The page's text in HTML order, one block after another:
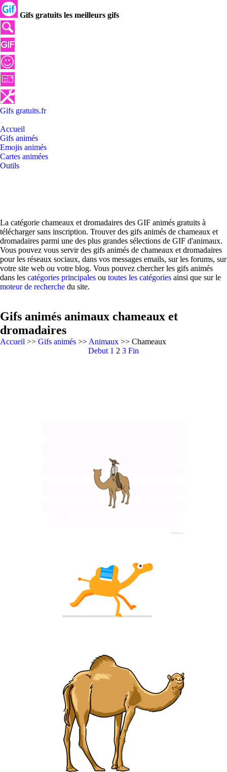
Gifs gratuits les meilleurs gifs
Gifs gratuits.fr
Accueil
Gifs animés
Emojis animés
Cartes animées
Outils
La catégorie chameaux et dromadaires des GIF animés gratuits à
télécharger sans inscription. Trouver des gifs animés de chameaux et
dromadaires parmi une des plus grandes sélections de GIF d'animaux.
Vous pouvez vous servir des gifs animés de chameaux et dromadaires
pour les réseaux sociaux, dans vos messages emails, sur les forums, sur
votre site web ou votre blog. Vous pouvez chercher les gifs animés
dans les catégories principales ou toutes les catégories ainsi que sur le
moteur de recherche du site.
Gifs animés animaux chameaux et
dromadaires
Accueil >> Gifs animés >> Animaux >> Chameaux
Debut 1 2 3 Fin